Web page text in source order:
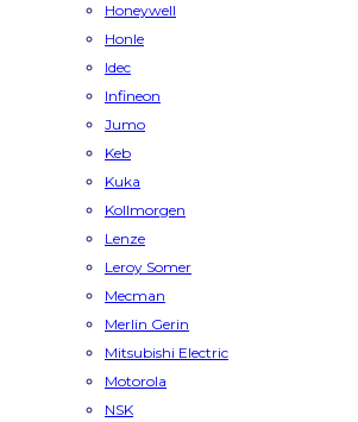
Honeywell
Honle
Idec
Infineon
Jumo
Keb
Kuka
Kollmorgen
Lenze
Leroy Somer
Mecman
Merlin Gerin
Mitsubishi Electric
Motorola
NSK